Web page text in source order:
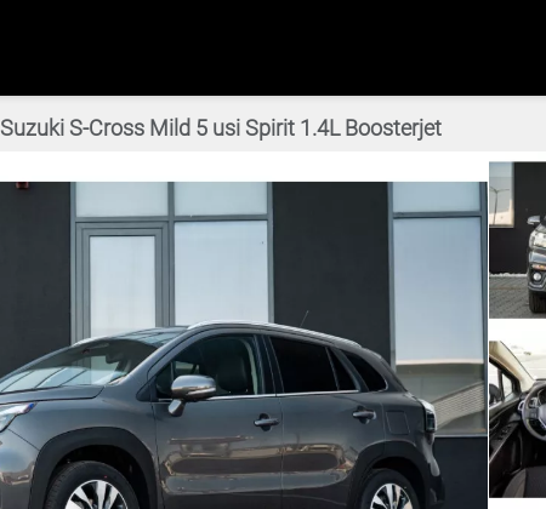
Suzuki S-Cross Mild 5 usi Spirit 1.4L Boosterjet